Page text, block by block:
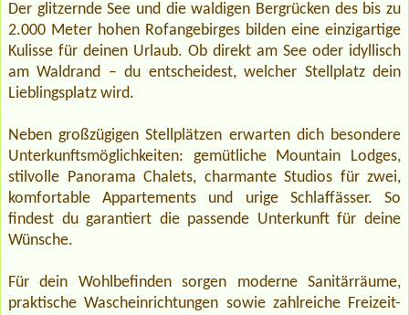
Der glitzernde See und die waldigen Bergrücken des bis zu
2.000 Meter hohen Rofangebirges bilden eine einzigartige
Kulisse für deinen Urlaub. Ob direkt am See oder idyllisch
am Waldrand – du entscheidest, welcher Stellplatz dein
Lieblingsplatz wird.
Neben großzügigen Stellplätzen erwarten dich besondere
Unterkunftsmöglichkeiten: gemütliche Mountain Lodges,
stilvolle Panorama Chalets, charmante Studios für zwei,
komfortable Appartements und urige Schlaffässer. So
findest du garantiert die passende Unterkunft für deine
Wünsche.
Für dein Wohlbefinden sorgen moderne Sanitärräume,
praktische Wascheinrichtungen sowie zahlreiche Freizeit-